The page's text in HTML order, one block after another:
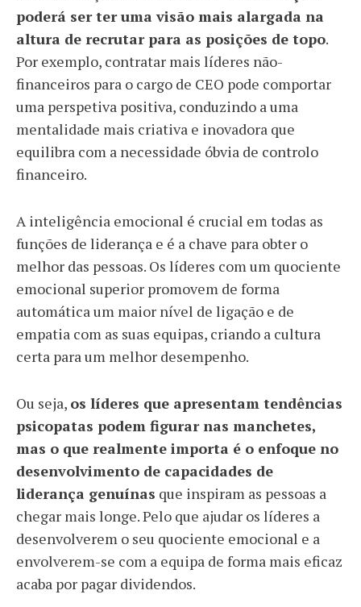
poderá ser ter uma visão mais alargada na
altura de recrutar para as posições de topo.
Por exemplo, contratar mais líderes não-
financeiros para o cargo de CEO pode comportar
uma perspetiva positiva, conduzindo a uma
mentalidade mais criativa e inovadora que
equilibra com a necessidade óbvia de controlo
financeiro.
A inteligência emocional é crucial em todas as
funções de liderança e é a chave para obter o
melhor das pessoas. Os líderes com um quociente
emocional superior promovem de forma
automática um maior nível de ligação e de
empatia com as suas equipas, criando a cultura
certa para um melhor desempenho.
Ou seja, os líderes que apresentam tendências
psicopatas podem figurar nas manchetes,
mas o que realmente importa é o enfoque no
desenvolvimento de capacidades de
liderança genuínas que inspiram as pessoas a
chegar mais longe. Pelo que ajudar os líderes a
desenvolverem o seu quociente emocional e a
envolverem-se com a equipa de forma mais eficaz
acaba por pagar dividendos.